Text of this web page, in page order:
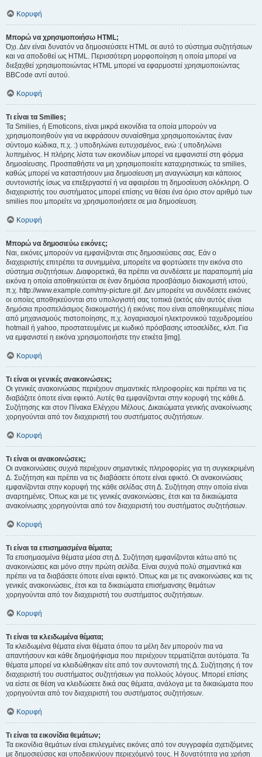
Κορυφή
Μπορώ να χρησιμοποιήσω HTML;
Όχι. Δεν είναι δυνατόν να δημοσιεύσετε HTML σε αυτό το σύστημα συζητήσεων
και να αποδοθεί ως HTML. Περισσότερη μορφοποίηση η οποία μπορεί να
διεξαχθεί χρησιμοποιώντας HTML μπορεί να εφαρμοστεί χρησιμοποιώντας
BBCode αντί αυτού.
Κορυφή
Τι είναι τα Smilies;
Τα Smilies, ή Emoticons, είναι μικρά εικονίδια τα οποία μπορούν να
χρησιμοποιηθούν για να εκφράσουν συναίσθημα χρησιμοποιώντας έναν
σύντομο κώδικα, π.χ. :) υποδηλώνει ευτυχισμένος, ενώ :( υποδηλώνει
λυπημένος. Η πλήρης λίστα των εικονιδίων μπορεί να εμφανιστεί στη φόρμα
δημοσίευσης. Προσπαθήστε να μη χρησιμοποιείτε καταχρηστικώς τα smilies,
καθώς μπορεί να καταστήσουν μια δημοσίευση μη αναγνώσιμη και κάποιος
συντονιστής ίσως να επεξεργαστεί ή να αφαιρέσει τη δημοσίευση ολόκληρη. Ο
διαχειριστής του συστήματος μπορεί επίσης να θέσει ένα όριο στον αριθμό των
smilies που μπορείτε να χρησιμοποιήσετε σε μια δημοσίευση.
Κορυφή
Μπορώ να δημοσιεύω εικόνες;
Ναι, εικόνες μπορούν να εμφανίζονται στις δημοσιεύσεις σας. Εάν ο
διαχειριστής επιτρέπει τα συνημμένα, μπορείτε να φορτώσετε την εικόνα στο
σύστημα συζητήσεων. Διαφορετικά, θα πρέπει να συνδέσετε με παραπομπή μία
εικόνα η οποία αποθηκεύεται σε έναν δημόσια προσβάσιμο διακομιστή ιστού,
π.χ. http://www.example.com/my-picture.gif. Δεν μπορείτε να συνδέσετε εικόνες
οι οποίες αποθηκεύονται στο υπολογιστή σας τοπικά (εκτός εάν αυτός είναι
δημόσια προσπελάσιμος διακομιστής) ή εικόνες που είναι αποθηκευμένες πίσω
από μηχανισμούς πιστοποίησης, π.χ. λογαριασμοί ηλεκτρονικού ταχυδρομείου
hotmail ή yahoo, προστατευμένες με κωδικό πρόσβασης ιστοσελίδες, κλπ. Για
να εμφανιστεί η εικόνα χρησιμοποιήστε την ετικέτα [img].
Κορυφή
Τι είναι οι γενικές ανακοινώσεις;
Οι γενικές ανακοινώσεις περιέχουν σημαντικές πληροφορίες και πρέπει να τις
διαβάζετε όποτε είναι εφικτό. Αυτές θα εμφανίζονται στην κορυφή της κάθε Δ.
Συζήτησης και στον Πίνακα Ελέγχου Μέλους. Δικαιώματα γενικής ανακοίνωσης
χορηγούνται από τον διαχειριστή του συστήματος συζητήσεων.
Κορυφή
Τι είναι οι ανακοινώσεις;
Οι ανακοινώσεις συχνά περιέχουν σημαντικές πληροφορίες για τη συγκεκριμένη
Δ. Συζήτηση και πρέπει να τις διαβάσετε όποτε είναι εφικτό. Οι ανακοινώσεις
εμφανίζονται στην κορυφή της κάθε σελίδας στη Δ. Συζήτηση στην οποία είναι
αναρτημένες. Όπως και με τις γενικές ανακοινώσεις, έτσι και τα δικαιώματα
ανακοίνωσης χορηγούνται από τον διαχειριστή του συστήματος συζητήσεων.
Κορυφή
Τι είναι τα επισημασμένα θέματα;
Τα επισημασμένα θέματα μέσα στη Δ. Συζήτηση εμφανίζονται κάτω από τις
ανακοινώσεις και μόνο στην πρώτη σελίδα. Είναι συχνά πολύ σημαντικά και
πρέπει να τα διαβάσετε όποτε είναι εφικτό. Όπως και με τις ανακοινώσεις και τις
γενικές ανακοινώσεις, έτσι και τα δικαιώματα επισήμανσης θεμάτων
χορηγούνται από τον διαχειριστή του συστήματος συζητήσεων.
Κορυφή
Τι είναι τα κλειδωμένα θέματα;
Τα κλειδωμένα θέματα είναι θέματα όπου τα μέλη δεν μπορούν πια να
απαντήσουν και κάθε δημοψήφισμα που περιέχουν τερματίζεται αυτόματα. Τα
θέματα μπορεί να κλειδώθηκαν είτε από τον συντονιστή της Δ. Συζήτησης ή τον
διαχειριστή του συστήματος συζητήσεων για πολλούς λόγους. Μπορεί επίσης
να είστε σε θέση να κλειδώσετε δικά σας θέματα, ανάλογα με τα δικαιώματα που
χορηγούνται από τον διαχειριστή του συστήματος συζητήσεων.
Κορυφή
Τι είναι τα εικονίδια θεμάτων;
Τα εικονίδια θεμάτων είναι επιλεγμένες εικόνες από τον συγγραφέα σχετιζόμενες
με δημοσιεύσεις και υποδεικνύουν περιεχόμενό τους. Η δυνατότητα για χρήση